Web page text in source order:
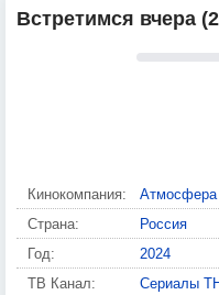
Встретимся вчера
Кинокомпания: Атмосфера
Страна:
Россия
Год:
2024
ТВ Канал:
Сериалы